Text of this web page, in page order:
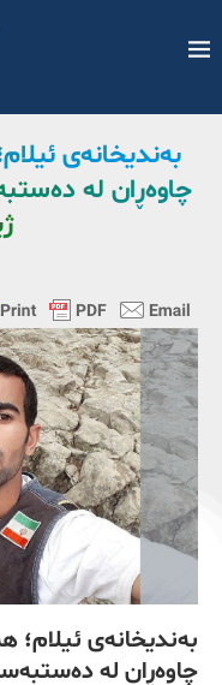
بەندیخانەی
چاوەڕان لە
بەندیخانەی
چاوەڕان لە